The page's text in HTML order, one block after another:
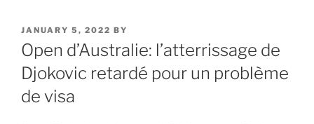
POSTED
ON
JANUARY 5, 2022 BY
Open d’Australie: l’atterrissage de
Djokovic retardé pour un problème
de visa